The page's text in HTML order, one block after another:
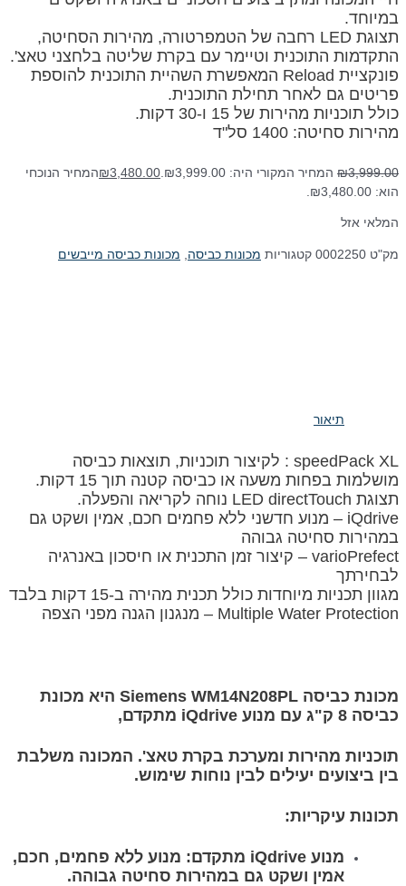
במיוחד.
תצוגת LED רחבה של הטמפרטורה, מהירות הסחיטה,
התקדמות התוכנית וטיימר עם בקרת שליטה בלחצני טאצ'.
פונקציית Reload המאפשרת השהיית התוכנית להוספת
פריטים גם לאחר תחילת התוכנית.
כולל תוכניות מהירות של 15 ו-30 דקות.
מהירות סחיטה: 1400 סל"ד
₪3,999.00 המחיר המקורי היה: ₪3,999.00. ₪3,480.00
המחיר הנוכחי
הוא: ₪3,480.00.
המלאי אזל
מק"ט 0002250 קטגוריות מכונות כביסה, מכונות כביסה מייבשים
תיאור
speedPack XL : לקיצור תוכניות, תוצאות כביסה
מושלמות בפחות משעה או כביסה קטנה תוך 15 דקות.
תצוגת LED directTouch נוחה לקריאה והפעלה.
iQdrive – מנוע חדשני ללא פחמים חכם, אמין ושקט גם
במהירות סחיטה גבוהה
varioPrefect – קיצור זמן התכנית או חיסכון באנרגיה
לבחירתך
מגוון תכניות מיוחדות כולל תכנית מהירה ב-15 דקות בלבד
Multiple Water Protection – מנגנון הגנה מפני הצפה
מכונת כביסה Siemens WM14N208PL היא מכונת
כביסה 8 ק"ג עם מנוע iQdrive מתקדם,
תוכניות מהירות ומערכת בקרת טאצ'. המכונה משלבת
בין ביצועים יעילים לבין נוחות שימוש.
תכונות עיקריות:
מנוע iQdrive מתקדם: מנוע ללא פחמים, חכם,
אמין ושקט גם במהירות סחיטה גבוהה.